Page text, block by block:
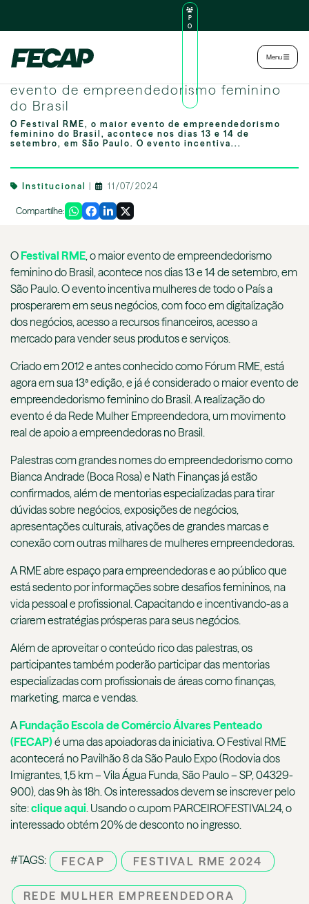
P
O
U
N
Menu
Participe do Festival RME 2024, o maior
evento de empreendedorismo feminino
do Brasil
O Festival RME, o maior evento de empreendedorismo
feminino do Brasil, acontece nos dias 13 e 14 de
setembro, em São Paulo. O evento incentiva...
Institucional 11/07/2024
Compartilhe:
OFestival RME, o maior evento de empreendedorismo
feminino do Brasil, acontece nos dias 13 e 14 de setembro, em
São Paulo. O evento incentiva mulheres de todo o País a
prosperarem em seus negócios, com foco em digitalização
dos negócios, acesso a recursos financeiros, acesso a
mercado para vender seus produtos e serviços.
Criado em 2012 e antes conhecido como Fórum RME, está
agora em sua 13ª edição, e já é considerado o maior evento de
empreendedorismo feminino do Brasil. A realização do
evento é da Rede Mulher Empreendedora, um movimento
real de apoio a empreendedoras no Brasil.
Palestras com grandes nomes do empreendedorismo como
Bianca Andrade (Boca Rosa) e Nath Finanças já estão
confirmados, além de mentorias especializadas para tirar
dúvidas sobre negócios, exposições de negócios,
apresentações culturais, ativações de grandes marcas e
conexão com outras milhares de mulheres empreendedoras.
A RME abre espaço para empreendedoras e ao público que
está sedento por informações sobre desafios femininos, na
vida pessoal e profissional. Capacitando e incentivando-as a
criarem estratégias prósperas para seus negócios.
Além de aproveitar o conteúdo rico das palestras, os
participantes também poderão participar das mentorias
especializadas com profissionais de áreas como finanças,
marketing, marca e vendas.
AFundação Escola de Comércio Álvares Penteado
(FECAP)é uma das apoiadoras da iniciativa. O Festival RME
acontecerá no Pavilhão 8 da São Paulo Expo (Rodovia dos
Imigrantes, 1,5 km – Vila Água Funda, São Paulo – SP, 04329-
900), das 9h às 18h. Os interessados devem se inscrever pelo
site:clique aqui. Usando o cupom PARCEIROFESTIVAL24, o
interessado obtém 20% de desconto no ingresso.
#TAGS: FECAP FESTIVAL RME 2024
REDE MULHER EMPREENDEDORA